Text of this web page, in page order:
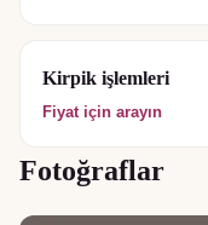
Kirpik işlemleri
Fiyat için arayın
Fotoğraflar